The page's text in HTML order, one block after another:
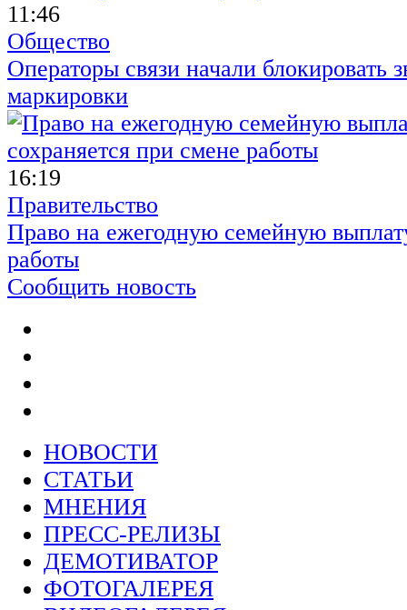
11:46
Общество
Операторы связи начали блокировать
маркировки
16:19
Правительство
Право на ежегодную семейную
работы
Сообщить новость
НОВОСТИ
СТАТЬИ
МНЕНИЯ
ПРЕСС-РЕЛИЗЫ
ДЕМОТИВАТОР
ФОТОГАЛЕРЕЯ